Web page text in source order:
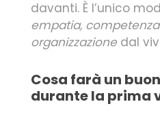
davanti. È l’unico
empatia,
organizzazione dal
Cosa farà un
durante la prima